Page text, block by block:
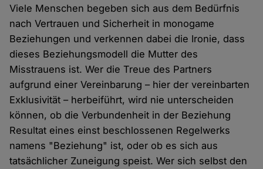
Viele Menschen begeben sich aus dem Bedürfnis
nach Vertrauen und Sicherheit in monogame
Beziehungen und verkennen dabei die Ironie, dass
dieses Beziehungsmodell die Mutter des
Misstrauens ist. Wer die Treue des Partners
aufgrund einer Vereinbarung – hier der vereinbarten
Exklusivität – herbeiführt, wird nie unterscheiden
können, ob die Verbundenheit in der Beziehung
Resultat eines einst beschlossenen Regelwerks
namens "Beziehung" ist, oder ob es sich aus
tatsächlicher Zuneigung speist. Wer sich selbst den